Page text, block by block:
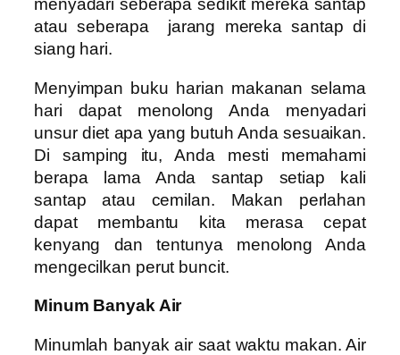
menyadari seberapa sedikit mereka santap
atau seberapa jarang mereka santap di
siang hari.
Menyimpan buku harian makanan selama
hari dapat menolong Anda menyadari
unsur diet apa yang butuh Anda sesuaikan.
Di samping itu, Anda mesti memahami
berapa lama Anda santap setiap kali
santap atau cemilan. Makan perlahan
dapat membantu kita merasa cepat
kenyang dan tentunya menolong Anda
mengecilkan perut buncit.
Minum Banyak Air
Minumlah banyak air saat waktu makan. Air